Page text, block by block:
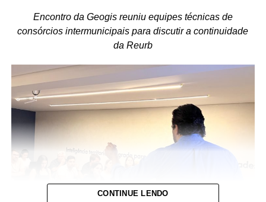
Segurança Pública em julho deste ano, o estado registrou
a terceira maior taxa de feminicídios do país em 2025.
Naquele ano, Mato Grosso teve uma taxa de 2,7
feminicídios para cada 100 mil habitantes.
Embora estes números sejam menores do que os
registrados em 2024, ano em que Mato Grosso figurou em
primeiro lugar nas taxas de feminicídios com 2,5 casos
para cada 100 mil habitantes, a coordenadora do Núcleo
de Defesa da Mulher (Nudem) da Defensoria Pública do
Encontro da Geogis reuniu equipes técnicas de
consórcios intermunicipais para discutir a continuidade
da Reurb
CONTINUE LENDO